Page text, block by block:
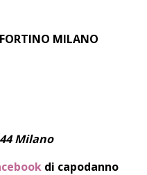
MILANO
Milano
di capodanno